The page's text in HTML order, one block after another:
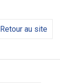
Retour au site